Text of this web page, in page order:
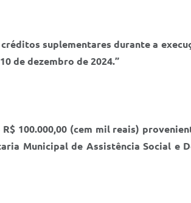
suplementares durante a
de dezembro de 2024.”
100.000,00 (cem mil reais)
Municipal de Assistência Social e